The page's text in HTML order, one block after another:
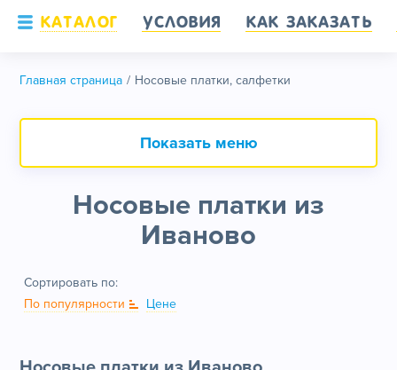
КАТАЛОГ УСЛОВИЯ КАК ЗАКАЗАТЬ
Главная страница Носовые платки, салфетки
Показать меню
Носовые платки из
Иваново
Сортировать по:
По популярности
Цене